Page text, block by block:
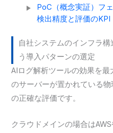
PoC（概念実証）フ
検出精度と評価のKPI
自社システムのインフラ
う導入パターンの選定
AIログ解析ツールの効果を
のサーバーが置かれている
の正確な評価です。
クラウドメインの場合は